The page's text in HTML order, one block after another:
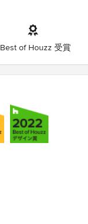
Best of Houzz 受賞